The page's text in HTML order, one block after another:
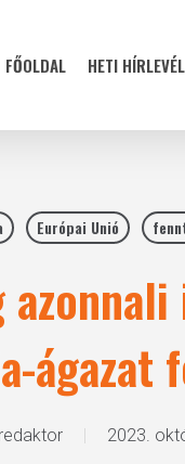
FŐOLDAL HETI HÍRLEVÉL
Európai Unió
ágazat
redaktor 2023.